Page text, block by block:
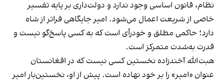
نظام، قانون اساسی وجود ندارد و دولت‌داری بر پایه تفسیر
خاصی از شریعت اعمال می‌شود. امیر جایگاهی فراتر از شاه
دارد؛ حاکمی مطلق و خودرأی است که به کسی پاسخ‌گو نیست و
قدرت به‌شدت متمرکز است.
هبت‌الله آخندزاده نخستین کسی نیست که در افغانستان
عنوان «امیر» را بر خود نهاده است. پیش از او، نخستین‌بار امیر